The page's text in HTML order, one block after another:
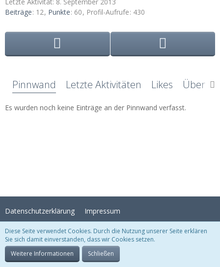
Beiträge 12 Punkte 60 Profil-Aufrufe 430
Pinnwand Letzte Aktivitäten Likes Über
Es wurden noch keine Einträge an der Pinnwand verfasst.
Datenschutzerklärung Impressum
Stil:Crystal Temptation , erstellt vonKittMedia
Community-Software:
Diese Seite verwendet Cookies. Durch die Nutzung unserer Seite erklären
Sie sich damit einverstanden, dass wir Cookies setzen.
Weitere Informationen
Schließen